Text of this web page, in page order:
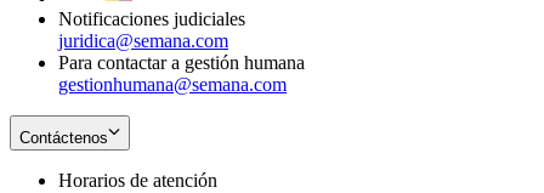
Notificaciones judiciales
juridica@semana.com
Para contactar a gestión humana
gestionhumana@semana.com
Contáctenos
Horarios de atención